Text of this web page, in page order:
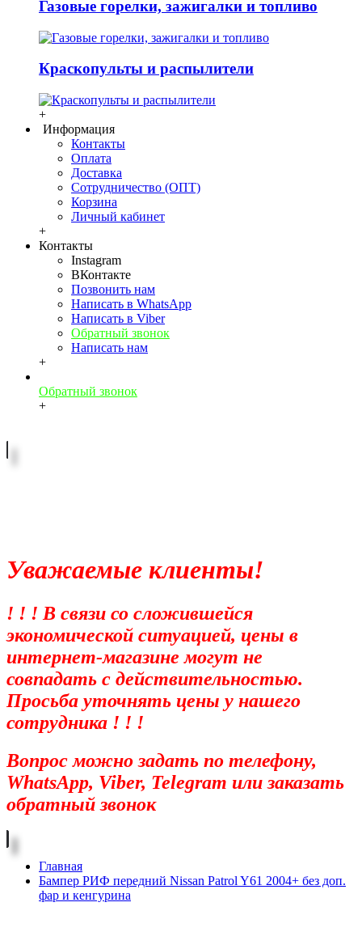
Газовые горелки, зажигалки и топливо
Краскопульты и распылители
+
Информация
Контакты
Оплата
Доставка
Сотрудничество (ОПТ)
Корзина
Личный кабинет
+
Контакты
Instagram
ВКонтакте
Позвонить нам
Написать в WhatsApp
Написать в Viber
Обратный звонок
Написать нам
+
Обратный звонок
+
Уважаемые клиенты!
! ! ! В связи со сложившейся
экономической ситуацией, цены в
интернет-магазине могут не
совпадать с действительностью.
Просьба уточнять цены у нашего
сотрудника ! ! !
Вопрос можно задать по телефону,
WhatsApp, Viber, Telegram или заказать
обратный звонок
Главная
Бампер РИФ передний Nissan Patrol Y61 2004+ без доп.
фар и кенгурина